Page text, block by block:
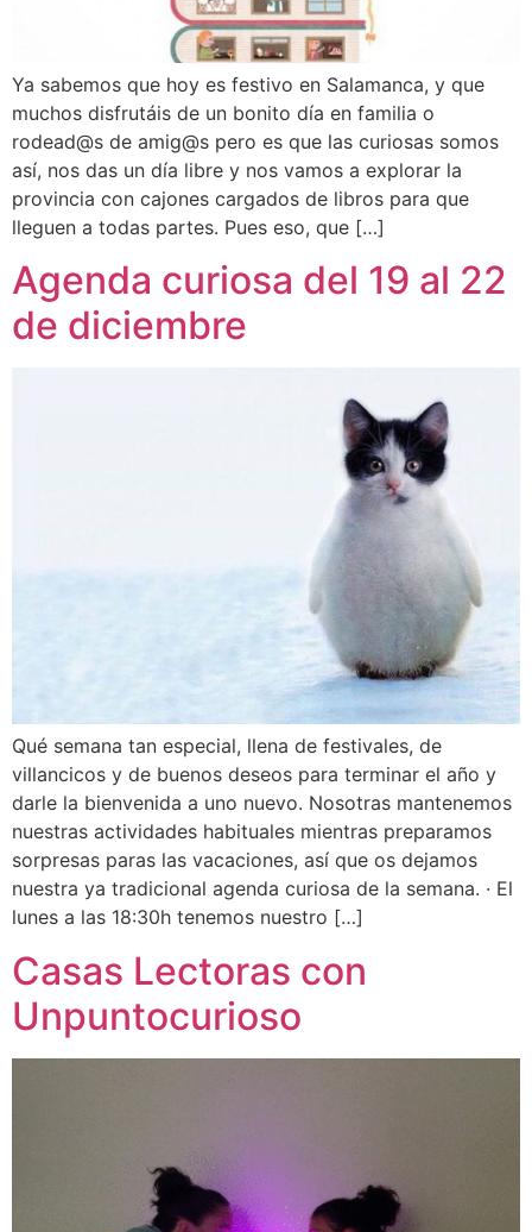
Ya sabemos que hoy es festivo en Salamanca, y que
muchos disfrutáis de un bonito día en familia o
rodead@s de amig@s pero es que las curiosas somos
así, nos das un día libre y nos vamos a explorar la
provincia con cajones cargados de libros para que
lleguen a todas partes. Pues eso, que […]
Agenda curiosa del 19 al 22
de diciembre
Qué semana tan especial, llena de festivales, de
villancicos y de buenos deseos para terminar el año y
darle la bienvenida a uno nuevo. Nosotras mantenemos
nuestras actividades habituales mientras preparamos
sorpresas paras las vacaciones, así que os dejamos
nuestra ya tradicional agenda curiosa de la semana. · El
lunes a las 18:30h tenemos nuestro […]
Casas Lectoras con
Unpuntocurioso